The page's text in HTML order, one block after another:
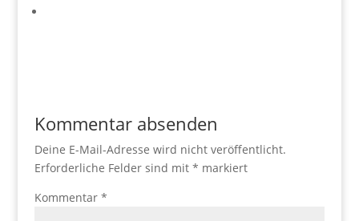
Kommentar absenden
Deine E-Mail-Adresse wird nicht veröffentlicht.
Erforderliche Felder sind mit * markiert
Kommentar *